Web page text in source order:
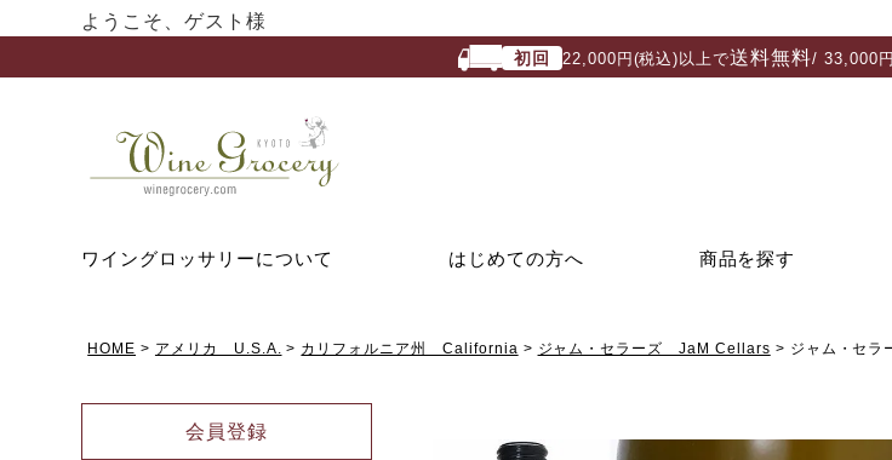
ようこそ、ゲスト様
初回 22,000円(税込)以上で送料無料/ 33,000
ワイングロッサリーについて はじめての方へ 商品を探す
HOME アメリカ U.S.A. カリフォルニア州 California ジャム・セラーズ JaM Cellars ジャム・セ
会員登録